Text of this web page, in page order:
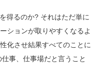
得るのか? それはただ単に
ションが取りやすくなるよ
化させ結果すべてのことに
事、仕事場だと言うこと